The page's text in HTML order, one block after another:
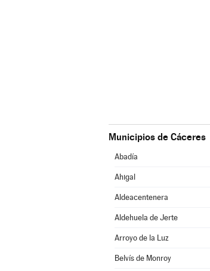
Municipios de Cáceres
Abadía
Ahigal
Aldeacentenera
Aldehuela de Jerte
Arroyo de la Luz
Belvís de Monroy